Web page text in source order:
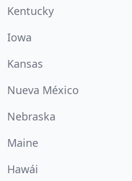
Kentucky
Iowa
Kansas
Nueva México
Nebraska
Maine
Hawái